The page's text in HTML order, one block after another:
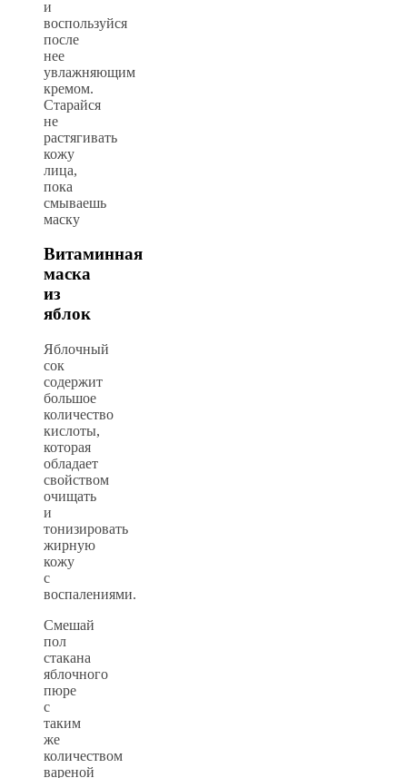
и
воспользуйся
после
нее
увлажняющим
кремом.
Старайся
не
растягивать
кожу
лица,
пока
смываешь
маску
Витаминная
маска
из
яблок
Яблочный
сок
содержит
большое
количество
кислоты,
которая
обладает
свойством
очищать
и
тонизировать
жирную
кожу
с
воспалениями.
Смешай
пол
стакана
яблочного
пюре
с
таким
же
количеством
вареной